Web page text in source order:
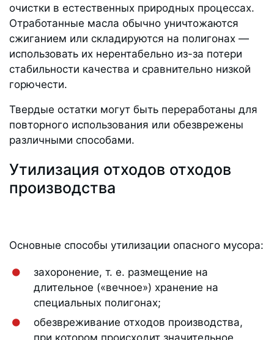
очистки в естественных природных процессах.
Отработанные масла обычно уничтожаются
сжиганием или складируются на полигонах —
использовать их нерентабельно из-за потери
стабильности качества и сравнительно низкой
горючести.
Твердые остатки могут быть переработаны для
повторного использования или обезврежены
различными способами.
Утилизация отходов отходов
производства
Основные способы утилизации опасного мусора:
захоронение, т. е. размещение на
длительное («вечное») хранение на
специальных полигонах;
обезвреживание отходов производства,